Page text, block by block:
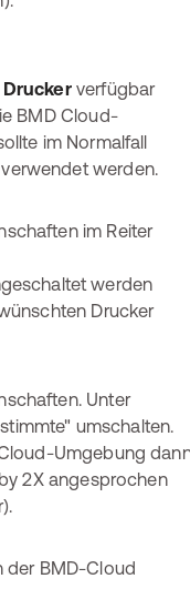
Druckerverfügbar
BMD Cloud-
im Normalfall
verwendet werden.
werden
Drucker
Umgebung
2X angesprochen